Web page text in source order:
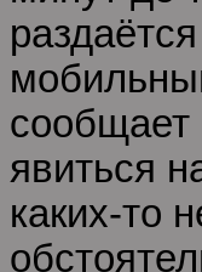
сообщает
явиться
каких-то